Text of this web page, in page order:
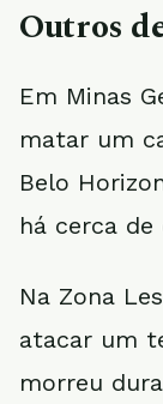
Outros
Em Minas
matar um
Belo
há cerca de
Na Zona
atacar um
morreu